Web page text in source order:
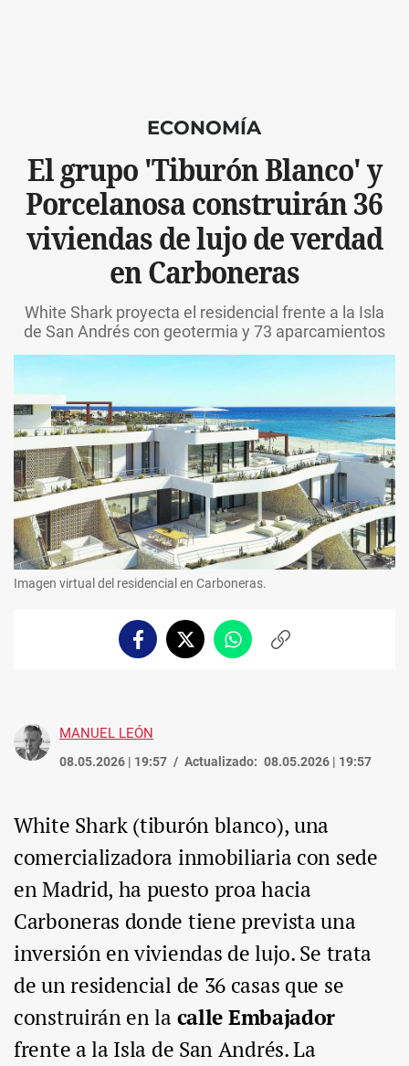
ECONOMÍA
El grupo 'Tiburón Blanco' y
Porcelanosa construirán 36
viviendas de lujo de verdad
en Carboneras
White Shark proyecta el residencial frente a la Isla
de San Andrés con geotermia y 73 aparcamientos
Imagen virtual del residencial en Carboneras.
FacebookTwitterWhatsappCopiar
MANUEL LEÓN
08.05.2026 | 19:57 Actualizado: 08.05.2026 | 19:57
White Shark (tiburón blanco), una
comercializadora inmobiliaria con sede
en Madrid, ha puesto proa hacia
Carboneras donde tiene prevista una
inversión en viviendas de lujo. Se trata
de un residencial de 36 casas que se
construirán en la calle Embajador
frente a la Isla de San Andrés. La